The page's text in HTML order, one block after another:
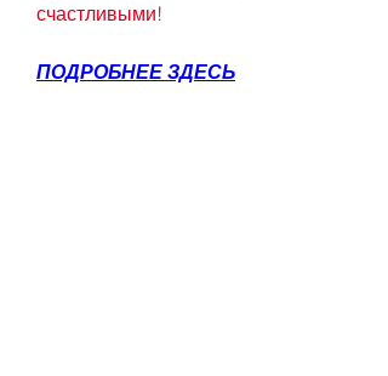
счастливыми!
ПОДРОБНЕЕ ЗДЕСЬ